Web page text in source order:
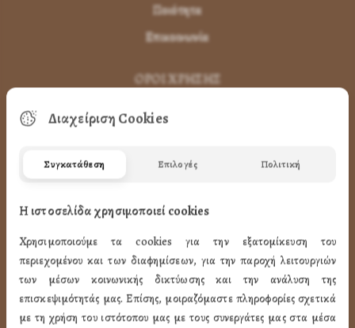
Ποιότητα
Επικοινωνία
ΌΡΟΙ ΧΡΉΣΗΣ
Πως Μπορώ να παραγγείλω
Μεταφορικά & Αντικαταβολή
Πως Ακυρώνω η Αλλάζω την Παραγγελία
LINK
ΤΑ ΠΡΟΪΟΝΤΑ ΜΑΣ
Διαχείριση Cookies
Συγκατάθεση Επιλογές Πολιτική
Η ιστοσελίδα χρησιμοποιεί cookies
Χρησιμοποιούμε τα cookies για την εξατομίκευση του
περιεχομένου και των διαφημίσεων, για την παροχή λειτουργιών
των μέσων κοινωνικής δικτύωσης και την ανάλυση της
επισκεψιμότητάς μας. Επίσης, μοιραζόμαστε πληροφορίες σχετικά
με τη χρήση του ιστότοπου μας με τους συνεργάτες μας στα μέσα